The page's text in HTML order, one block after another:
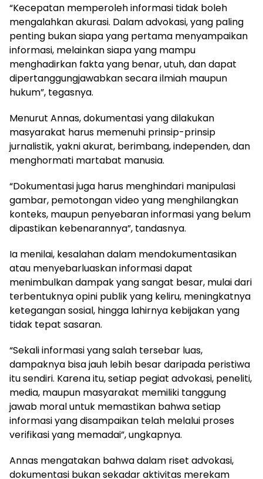
“Kecepatan memperoleh informasi tidak boleh
mengalahkan akurasi. Dalam advokasi, yang paling
penting bukan siapa yang pertama menyampaikan
informasi, melainkan siapa yang mampu
menghadirkan fakta yang benar, utuh, dan dapat
dipertanggungjawabkan secara ilmiah maupun
hukum”, tegasnya.
Menurut Annas, dokumentasi yang dilakukan
masyarakat harus memenuhi prinsip-prinsip
jurnalistik, yakni akurat, berimbang, independen, dan
menghormati martabat manusia.
“Dokumentasi juga harus menghindari manipulasi
gambar, pemotongan video yang menghilangkan
konteks, maupun penyebaran informasi yang belum
dipastikan kebenarannya”, tandasnya.
Ia menilai, kesalahan dalam mendokumentasikan
atau menyebarluaskan informasi dapat
menimbulkan dampak yang sangat besar, mulai dari
terbentuknya opini publik yang keliru, meningkatnya
ketegangan sosial, hingga lahirnya kebijakan yang
tidak tepat sasaran.
“Sekali informasi yang salah tersebar luas,
dampaknya bisa jauh lebih besar daripada peristiwa
itu sendiri. Karena itu, setiap pegiat advokasi, peneliti,
media, maupun masyarakat memiliki tanggung
jawab moral untuk memastikan bahwa setiap
informasi yang disampaikan telah melalui proses
verifikasi yang memadai”, ungkapnya.
Annas mengatakan bahwa dalam riset advokasi,
dokumentasi bukan sekadar aktivitas merekam